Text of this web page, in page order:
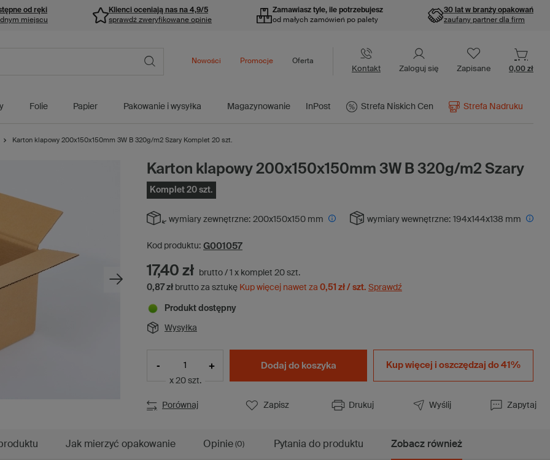
od ręki
miejscu
Klienci oceniają nas na 4,9/5
sprawdź zweryfikowane opinie
Zamawiasz tyle, ile potrzebujesz
od małych zamówień po palety
30 lat w branży opakowań
zaufany partner dla firm
Kontakt Zaloguj się Zapisane 0,00 zł
Folie Papier Pakowanie i wysyłka Magazynowanie InPost Strefa Niskich Cen Strefa Nadruku
Nowości Promocje Oferta
Karton klapowy 200x150x150mm 3W B 320g/m2 Szary Komplet 20 szt.
Karton klapowy 200x150x150mm 3W B 320g/m2 Szary
Komplet 20 szt.
wymiary zewnętrzne: 200x150x150 mm wymiary wewnętrzne: 194x144x138 mm
Kod produktu: G001057
17,40 zł brutto / 1 x komplet 20 szt.
0,87 zł brutto za sztukę Kup więcej nawet za 0,51 zł / szt. Sprawdź
Produkt dostępny
Wysyłka
- +
x 20 szt.
Dodaj do koszyka Kup więcej i oszczędzaj do 41%
Porównaj Zapisz Drukuj Wyślij Zapytaj
Jak mierzyć opakowanie Opinie (0) Pytania do produktu Zobacz również